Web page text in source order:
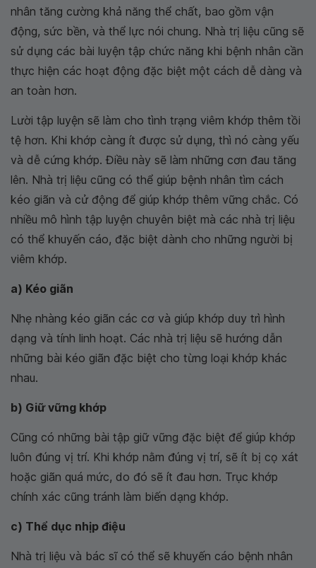
nhân tăng cường khả năng thể chất, bao gồm vận
động, sức bền, và thể lực nói chung. Nhà trị liệu cũng sẽ
sử dụng các bài luyện tập chức năng khi bệnh nhân cần
thực hiện các hoạt động đặc biệt một cách dễ dàng và
an toàn hơn.
Lười tập luyện sẽ làm cho tình trạng viêm khớp thêm tồi
tệ hơn. Khi khớp càng ít được sử dụng, thì nó càng yếu
và dễ cứng khớp. Điều này sẽ làm những cơn đau tăng
lên. Nhà trị liệu cũng có thể giúp bệnh nhân tìm cách
kéo giãn và cử động để giúp khớp thêm vững chắc. Có
nhiều mô hình tập luyện chuyên biệt mà các nhà trị liệu
có thể khuyến cáo, đặc biệt dành cho những người bị
viêm khớp.
a) Kéo giãn
Nhẹ nhàng kéo giãn các cơ và giúp khớp duy trì hình
dạng và tính linh hoạt. Các nhà trị liệu sẽ hướng dẫn
những bài kéo giãn đặc biệt cho từng loại khớp khác
nhau.
b) Giữ vững khớp
Cũng có những bài tập giữ vững đặc biệt để giúp khớp
luôn đúng vị trí. Khi khớp nằm đúng vị trí, sẽ ít bị cọ xát
hoặc giãn quá mức, do đó sẽ ít đau hơn. Trục khớp
chính xác cũng tránh làm biến dạng khớp.
c) Thể dục nhịp điệu
Nhà trị liệu và bác sĩ có thể sẽ khuyến cáo bệnh nhân